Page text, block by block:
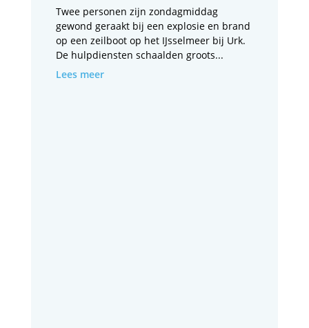
Twee personen zijn zondagmiddag
gewond geraakt bij een explosie en brand
op een zeilboot op het IJsselmeer bij Urk.
De hulpdiensten schaalden groots...
Lees meer